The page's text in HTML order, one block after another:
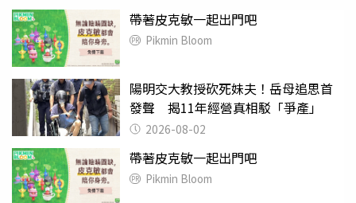
帶著皮克敏一起出門吧
Pikmin Bloom
陽明交大教授砍死妹夫！岳母追思首
發聲 揭11年經營真相駁「爭產」
2026-08-02
帶著皮克敏一起出門吧
Pikmin Bloom